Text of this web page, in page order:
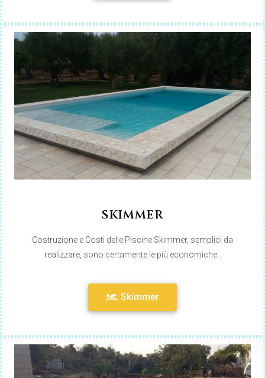
SKIMMER
Costruzione e Costi delle Piscine Skimmer, semplici da
realizzare, sono certamente le più economiche..
Skimmer